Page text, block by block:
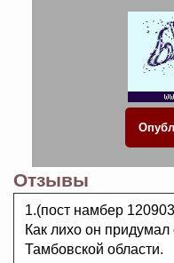
Отзывы
1.(пост намбер
Как лихо он
Тамбовской области.